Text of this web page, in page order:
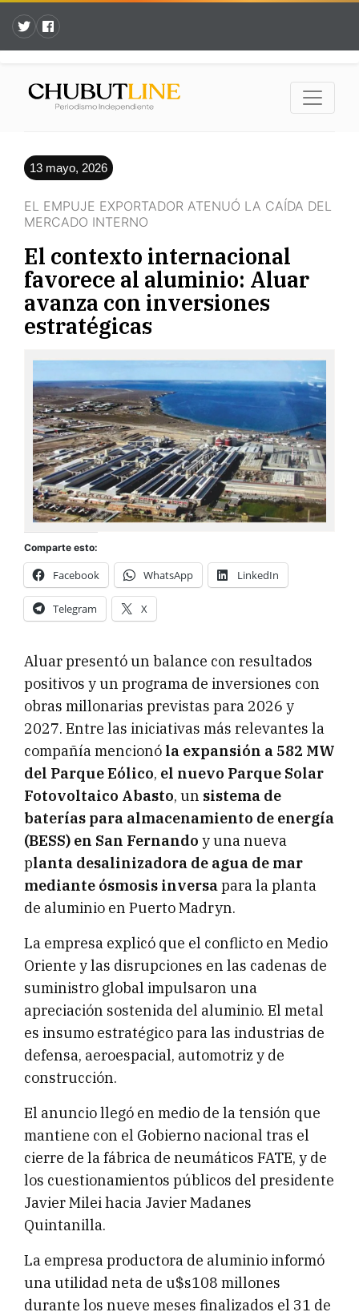
13 mayo, 2026
EL EMPUJE EXPORTADOR ATENUÓ LA CAÍDA DEL
MERCADO INTERNO
El contexto internacional
favorece al aluminio: Aluar
avanza con inversiones
estratégicas
Comparte esto:
Facebook WhatsApp LinkedIn
Telegram X
Aluar presentó un balance con resultados
positivos y un programa de inversiones con
obras millonarias previstas para 2026 y
2027. Entre las iniciativas más relevantes la
compañía mencionó la expansión a 582 MW
del Parque Eólico, el nuevo Parque Solar
Fotovoltaico Abasto, un sistema de
baterías para almacenamiento de energía
(BESS) en San Fernando y una nueva
planta desalinizadora de agua de mar
mediante ósmosis inversapara la planta
de aluminio en Puerto Madryn.
La empresa explicó que el conflicto en Medio
Oriente y las disrupciones en las cadenas de
suministro global impulsaron una
apreciación sostenida del aluminio. El metal
es insumo estratégico para las industrias de
defensa, aeroespacial, automotriz y de
construcción.
El anuncio llegó en medio de la tensión que
mantiene con el Gobierno nacional tras el
cierre de la fábrica de neumáticos FATE, y de
los cuestionamientos públicos del presidente
Javier Milei hacia Javier Madanes
Quintanilla.
La empresa productora de aluminio informó
una utilidad neta de u$s108 millones
durante los nueve meses finalizados el 31 de